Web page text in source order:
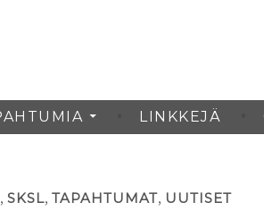
LINKKEJÄ
, SKSL, TAPAHTUMAT, UUTISET